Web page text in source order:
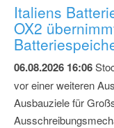
Italiens
OX2
06.08.2026 16:06
vor einer weiteren
Ausbauziele für